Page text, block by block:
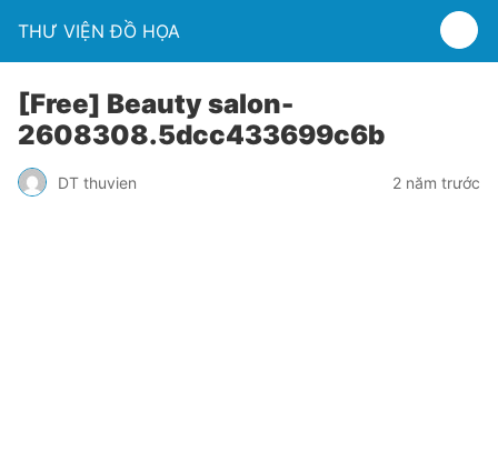
THƯ VIỆN ĐỒ HỌA
[Free] Beauty salon-
2608308.5dcc433699c6b
DT thuvien 2 năm trước